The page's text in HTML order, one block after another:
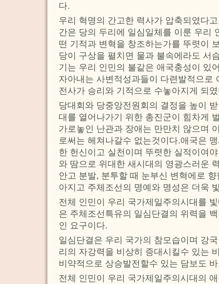
다.
우리 혁명의 간고한 력사가 압축되였다
간은 당의 두리에 일심일체를 이룬 우리
떤 기적과 변혁을 창조하는가를 뚜렷이
당이 구상을 펼치면 물과 불속에라도 서
기는 우리 인민의 불같은 애국충성이 있
자아내는 사변적성과들이 다련발적으로
전사가 승리와 기적으로 수놓아지게 되
당대회와 당중앙전원회의 결정을 높이
대를 열어나가기 위한 총진군이 힘차게
가로놓인 난관과 장애는 만만치 않으며
로써는 헤쳐나갈수 없는것이다.애국은
한 헌신이고 실천이며 뚜렷한 실적이여
와 땀으로 위대한 새시대의 영광스러운
안고 분발, 분투할 때 눈부신 변혁에로
아지고 주체조선의 명예와 명성은 더욱
전체 인민이 우리 국가제일주의시대를
은 주체조선특유의 일심단결의 위력을
인 요구이다.
일심단결은 우리 국가의 참모습이며 강
리의 자강력을 비상히 증대시킬수 있는
비약적으로 상승발전할수 있는 담보도
전체 인민이 우리 국가제일주의시대의